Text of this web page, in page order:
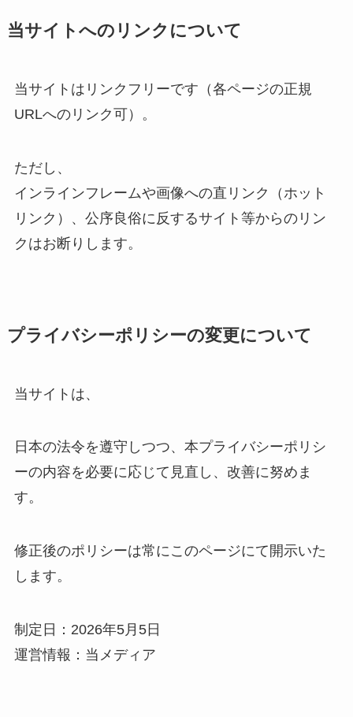
当サイトへのリンクについて
当サイトはリンクフリーです（各ページの正規
URLへのリンク可）。
ただし、
インラインフレームや画像への直リンク（ホット
リンク）、公序良俗に反するサイト等からのリン
クはお断りします。
プライバシーポリシーの変更について
当サイトは、
日本の法令を遵守しつつ、本プライバシーポリシ
ーの内容を必要に応じて見直し、改善に努めま
す。
修正後のポリシーは常にこのページにて開示いた
します。
制定日：2026年5月5日
運営情報：当メディア